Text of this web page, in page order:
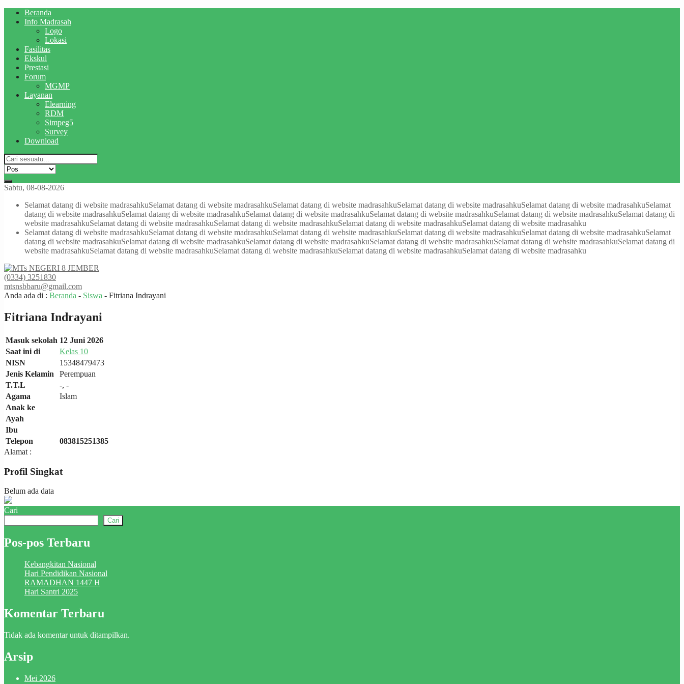
Beranda
Info Madrasah
Logo
Lokasi
Fasilitas
Ekskul
Prestasi
Forum
MGMP
Layanan
Elearning
RDM
Simpeg5
Survey
Download
Sabtu, 08-08-2026
Selamat datang di website madrasahkuSelamat datang di website madrasahkuSelamat datang di website madrasahkuSelamat datang di website madrasahkuSelamat datang di website madrasahkuSelamat
datang di website madrasahkuSelamat datang di website madrasahkuSelamat datang di website madrasahkuSelamat datang di website madrasahkuSelamat datang di website madrasahkuSelamat datang di
website madrasahkuSelamat datang di website madrasahkuSelamat datang di website madrasahkuSelamat datang di website madrasahkuSelamat datang di website madrasahku
Selamat datang di website madrasahkuSelamat datang di website madrasahkuSelamat datang di website madrasahkuSelamat datang di website madrasahkuSelamat datang di website madrasahkuSelamat
datang di website madrasahkuSelamat datang di website madrasahkuSelamat datang di website madrasahkuSelamat datang di website madrasahkuSelamat datang di website madrasahkuSelamat datang di
website madrasahkuSelamat datang di website madrasahkuSelamat datang di website madrasahkuSelamat datang di website madrasahkuSelamat datang di website madrasahku
(0334) 3251830
mtsnsbbaru@gmail.com
Anda ada di : Beranda - Siswa - Fitriana Indrayani
Fitriana Indrayani
Masuk sekolah 12 Juni 2026
Saat ini di
Kelas 10
NISN
15348479473
Jenis Kelamin
Perempuan
T.T.L
-, -
Agama
Islam
Anak ke
Ayah
Ibu
Telepon
083815251385
Alamat :
Profil Singkat
Belum ada data
Cari
Cari
Pos-pos Terbaru
Kebangkitan Nasional
Hari Pendidikan Nasional
RAMADHAN 1447 H
Hari Santri 2025
Komentar Terbaru
Tidak ada komentar untuk ditampilkan.
Arsip
Mei 2026